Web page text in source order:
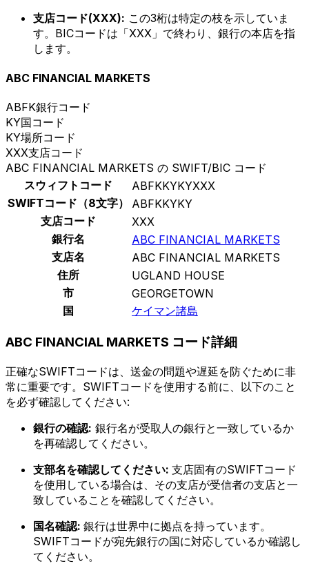
支店コード(XXX): この3桁は特定の枝を示していま
す。BICコードは「XXX」で終わり、銀行の本店を指
します。
ABC FINANCIAL MARKETS
ABFK銀行コード
KY国コード
KY場所コード
XXX支店コード
ABC FINANCIAL MARKETS の SWIFT/BIC コード
スウィフトコード
ABFKKYKYXXX
SWIFTコード（8文字）
ABFKKYKY
支店コード
XXX
銀行名
ABC FINANCIAL MARKETS
支店名
ABC FINANCIAL MARKETS
住所
UGLAND HOUSE
市
GEORGETOWN
国
ケイマン諸島
ABC FINANCIAL MARKETS コード詳細
正確なSWIFTコードは、送金の問題や遅延を防ぐために非
常に重要です。SWIFTコードを使用する前に、以下のこと
を必ず確認してください:
銀行の確認: 銀行名が受取人の銀行と一致しているか
を再確認してください。
支部名を確認してください: 支店固有のSWIFTコード
を使用している場合は、その支店が受信者の支店と一
致していることを確認してください。
国名確認: 銀行は世界中に拠点を持っています。
SWIFTコードが宛先銀行の国に対応しているか確認し
てください。